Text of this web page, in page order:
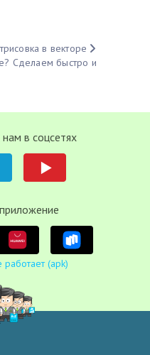
в векторе
Сделаем быстро и
в соцсетях
(apk)